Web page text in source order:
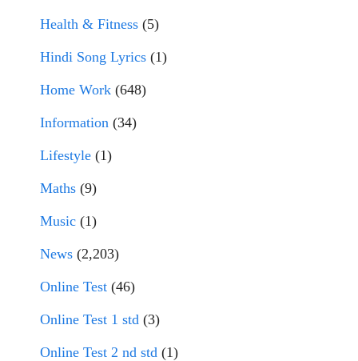
Health & Fitness (5)
Hindi Song Lyrics (1)
Home Work (648)
Information (34)
Lifestyle (1)
Maths (9)
Music (1)
News (2,203)
Online Test (46)
Online Test 1 std (3)
Online Test 2 nd std (1)